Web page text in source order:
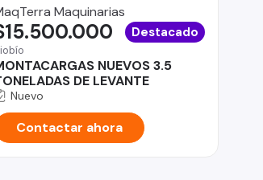
Maquinarias
NUEVOS 3.5
DE LEVANTE
Destacado
Nuevo
Contactar ahora